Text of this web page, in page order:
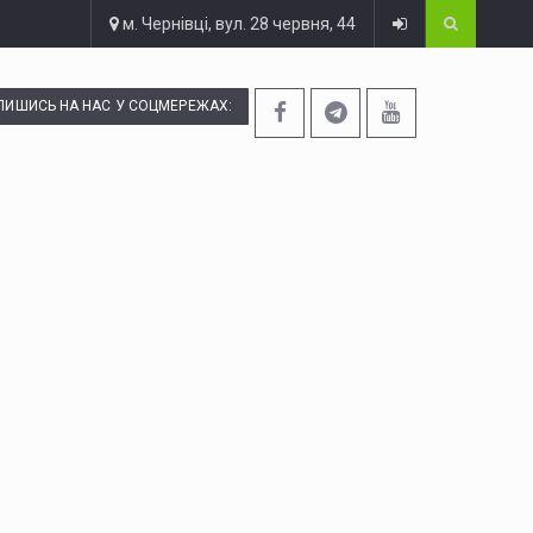
м. Чернівці, вул. 28 червня, 44
НА НАС У СОЦМЕРЕЖАХ: